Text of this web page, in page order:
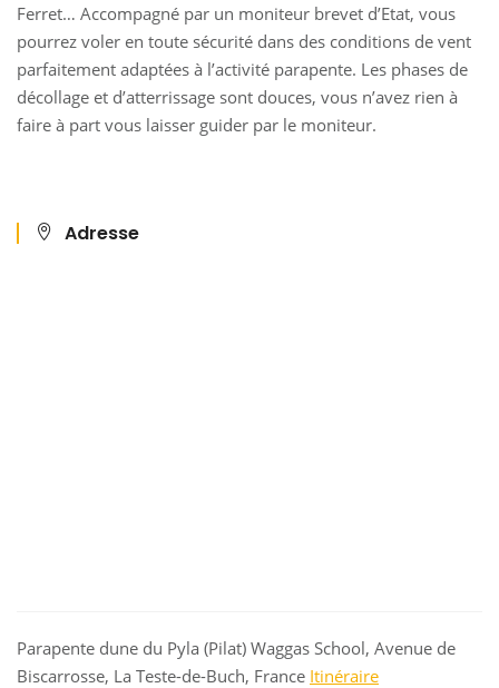
Ferret… Accompagné par un moniteur brevet d’Etat, vous
pourrez voler en toute sécurité dans des conditions de vent
parfaitement adaptées à l’activité parapente. Les phases de
décollage et d’atterrissage sont douces, vous n’avez rien à
faire à part vous laisser guider par le moniteur.
Adresse
Parapente dune du Pyla (Pilat) Waggas School, Avenue de
Biscarrosse, La Teste-de-Buch, France Itinéraire